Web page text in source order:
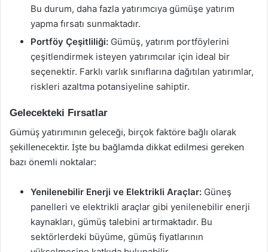
Bu durum, daha fazla yatırımcıya gümüşe yatırım
yapma fırsatı sunmaktadır.
Portföy Çeşitliliği: Gümüş, yatırım portföylerini
çeşitlendirmek isteyen yatırımcılar için ideal bir
seçenektir. Farklı varlık sınıflarına dağıtılan yatırımlar,
riskleri azaltma potansiyeline sahiptir.
Gelecekteki Fırsatlar
Gümüş yatırımının geleceği, birçok faktöre bağlı olarak
şekillenecektir. İşte bu bağlamda dikkat edilmesi gereken
bazı önemli noktalar:
Yenilenebilir Enerji ve Elektrikli Araçlar: Güneş
panelleri ve elektrikli araçlar gibi yenilenebilir enerji
kaynakları, gümüş talebini artırmaktadır. Bu
sektörlerdeki büyüme, gümüş fiyatlarının